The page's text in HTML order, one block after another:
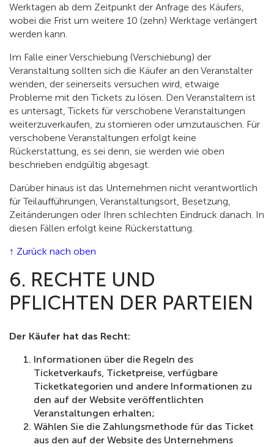
Werktagen ab dem Zeitpunkt der Anfrage des Käufers,
wobei die Frist um weitere 10 (zehn) Werktage verlängert
werden kann.
Im Falle einer Verschiebung (Verschiebung) der
Veranstaltung sollten sich die Käufer an den Veranstalter
wenden, der seinerseits versuchen wird, etwaige
Probleme mit den Tickets zu lösen. Den Veranstaltern ist
es untersagt, Tickets für verschobene Veranstaltungen
weiterzuverkaufen, zu stornieren oder umzutauschen. Für
verschobene Veranstaltungen erfolgt keine
Rückerstattung, es sei denn, sie werden wie oben
beschrieben endgültig abgesagt.
Darüber hinaus ist das Unternehmen nicht verantwortlich
für Teilaufführungen, Veranstaltungsort, Besetzung,
Zeitänderungen oder Ihren schlechten Eindruck danach. In
diesen Fällen erfolgt keine Rückerstattung.
↑ Zurück nach oben
6. RECHTE UND
PFLICHTEN DER PARTEIEN
Der Käufer hat das Recht:
Informationen über die Regeln des
Ticketverkaufs, Ticketpreise, verfügbare
Ticketkategorien und andere Informationen zu
den auf der Website veröffentlichten
Veranstaltungen erhalten;
Wählen Sie die Zahlungsmethode für das Ticket
aus den auf der Website des Unternehmens